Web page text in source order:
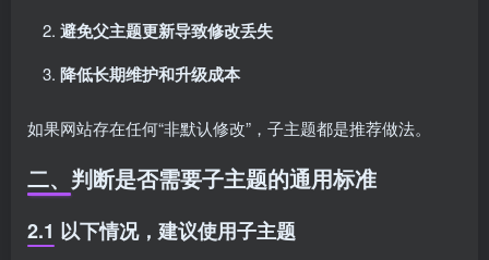
避免父主题更新导致修改丢失
降低长期维护和升级成本
如果网站存在任何“非默认修改”，子主题都是推荐做法。
二、判断是否需要子主题的通用标准
2.1 以下情况，建议使用子主题